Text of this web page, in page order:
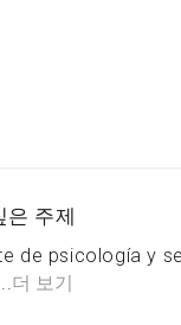
은 주제
de psicología y
더 보기